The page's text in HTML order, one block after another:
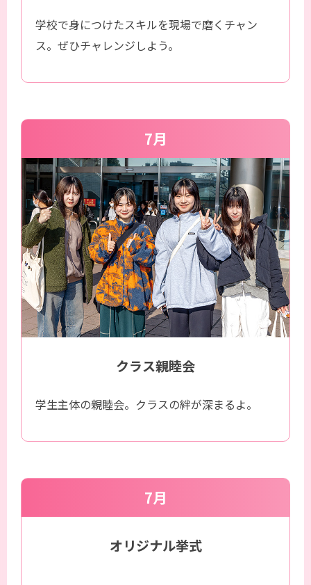
学校で身につけたスキルを現場で磨くチャン
ス。ぜひチャレンジしよう。
7月
クラス親睦会
学生主体の親睦会。クラスの絆が深まるよ。
7月
オリジナル挙式